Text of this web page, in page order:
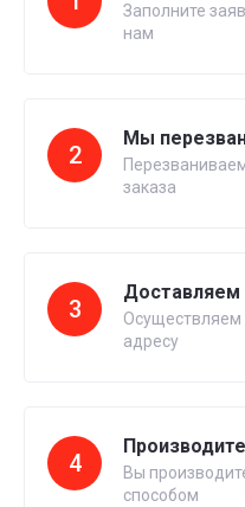
Заполните
нам
2
Мы
заказа
3
Доставляем
Осуществляем
адресу
4
Вы
способом